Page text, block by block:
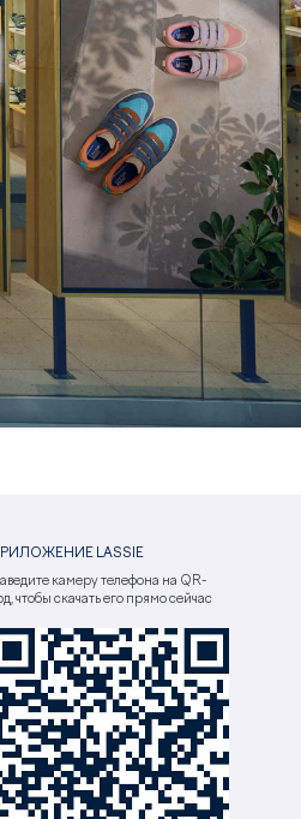
LASSIE
камеру телефона на QR-
чтобы скачать его прямо сейчас